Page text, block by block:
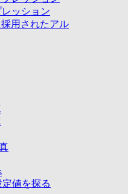
ッション
用されたアル
定値を探る